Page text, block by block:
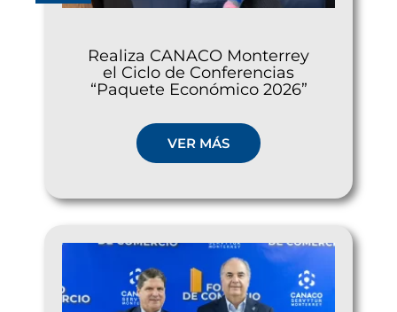
Realiza CANACO Monterrey
el Ciclo de Conferencias
“Paquete Económico 2026”
VER MÁS